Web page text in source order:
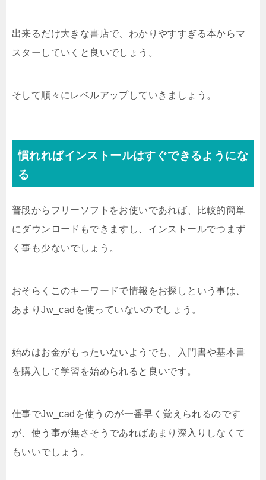
出来るだけ大きな書店で、わかりやすすぎる本からマ
スターしていくと良いでしょう。
そして順々にレベルアップしていきましょう。
慣れればインストールはすぐできるようにな
る
普段からフリーソフトをお使いであれば、比較的簡単
にダウンロードもできますし、インストールでつまず
く事も少ないでしょう。
おそらくこのキーワードで情報をお探しという事は、
あまりJw_cadを使っていないのでしょう。
始めはお金がもったいないようでも、入門書や基本書
を購入して学習を始められると良いです。
仕事でJw_cadを使うのが一番早く覚えられるのです
が、使う事が無さそうであればあまり深入りしなくて
もいいでしょう。